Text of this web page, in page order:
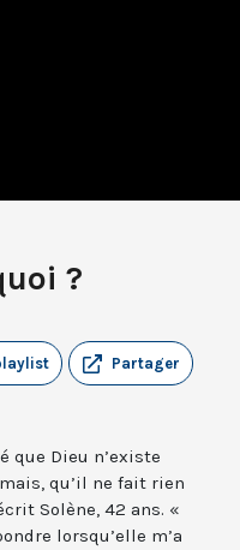
?
Partager
que Dieu n’existe
qu’il ne fait rien
Solène, 42 ans. «
lorsqu’elle m’a